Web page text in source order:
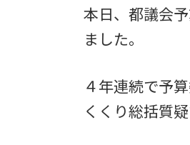
本日、都議会
ました。
４年連続で予
くくり総括質